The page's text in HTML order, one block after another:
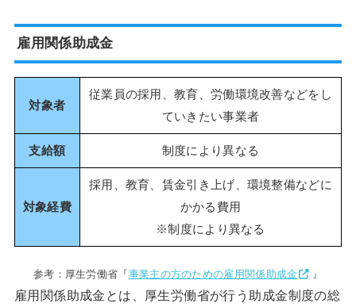
雇用関係助成金
対象者
従業員の採用、教育、労働環境改善などをし
ていきたい事業者
支給額 制度により異なる
対象経費
採用、教育、賃金引き上げ、環境整備などに
かかる費用
※制度により異なる
参考：厚生労働省『事業主の方のための雇用関係助成金 』
雇用関係助成金とは、厚生労働省が行う助成金制度の総